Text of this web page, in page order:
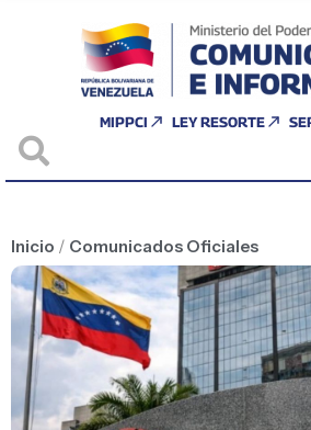
MIPPCI LEY RESORTE
Inicio / Comunicados Oficiales